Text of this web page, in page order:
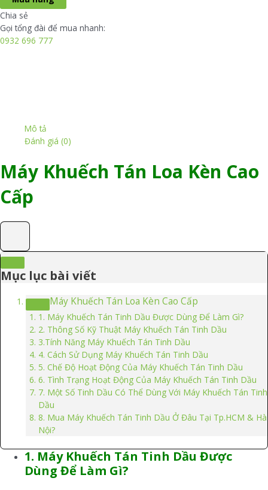
tinh
dầu
loa
kèn
Chia sẻ
Gọi tổng đài để mua nhanh:
0932 696 777
Mô tả
Đánh giá (0)
Máy Khuếch Tán Loa Kèn Cao
Cấp
Mục lục bài viết
Máy Khuếch Tán Loa Kèn Cao Cấp
1. Máy Khuếch Tán Tinh Dầu Được Dùng Để Làm Gì?
2. Thông Số Kỹ Thuật Máy Khuếch Tán Tinh Dầu
3.Tính Năng Máy Khuếch Tán Tinh Dầu
4. Cách Sử Dụng Máy Khuếch Tán Tinh Dầu
5. Chế Độ Hoạt Động Của Máy Khuếch Tán Tinh Dầu
6. Tình Trạng Hoạt Động Của Máy Khuếch Tán Tinh Dầu
7. Một Số Tinh Dầu Có Thể Dùng Với Máy Khuếch Tán Tinh
Dầu
8. Mua Máy Khuếch Tán Tinh Dầu Ở Đâu Tại Tp.HCM & Hà
Nội?
1. Máy Khuếch Tán Tinh Dầu Được
Dùng Để Làm Gì?